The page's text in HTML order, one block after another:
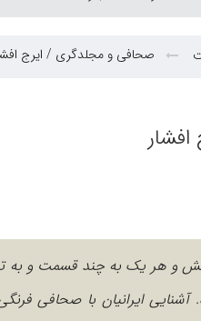
صحافی و مجلدگری / ایرج